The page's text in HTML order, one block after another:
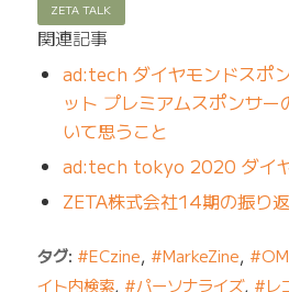
ZETA TALK
関連記事
ad:tech ダイヤモンドスポ
ット プレミアムスポンサー
いて思うこと
ad:tech tokyo 2020 ダイ
ZETA株式会社14期の振り
タグ: #ECzine, #MarkeZine,
イト内検索, #パーソナライズ, #レ